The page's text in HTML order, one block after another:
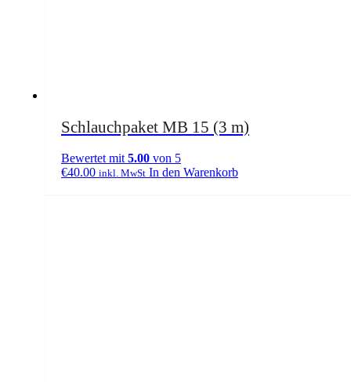
Schlauchpaket MB 15 (3 m)
Bewertet mit 5.00 von 5
€40.00 inkl. MwSt In den Warenkorb